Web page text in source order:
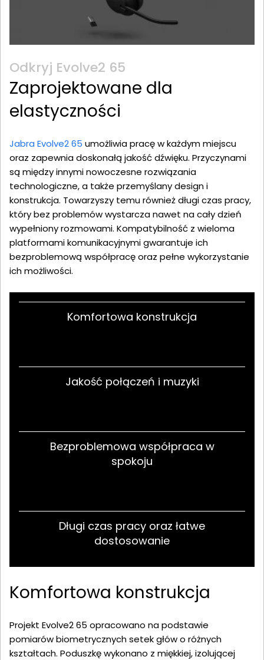
Odkryj Evolve2 65
Zaprojektowane dla
elastyczności
Jabra Evolve2 65 umożliwia pracę w każdym miejscu
oraz zapewnia doskonałą jakość dźwięku. Przyczynami
są między innymi nowoczesne rozwiązania
technologiczne, a także przemyślany design i
konstrukcja. Towarzyszy temu również długi czas pracy,
który bez problemów wystarcza nawet na cały dzień
wypełniony rozmowami. Kompatybilność z wieloma
platformami komunikacyjnymi gwarantuje ich
bezproblemową współpracę oraz pełne wykorzystanie
ich możliwości.
Komfortowa konstrukcja
Jakość połączeń i muzyki
Bezproblemowa współpraca w
spokoju
Długi czas pracy oraz łatwe
dostosowanie
Komfortowa konstrukcja
Projekt Evolve2 65 opracowano na podstawie
pomiarów biometrycznych setek głów o różnych
kształtach. Poduszkę wykonano z miękkiej, izolującej